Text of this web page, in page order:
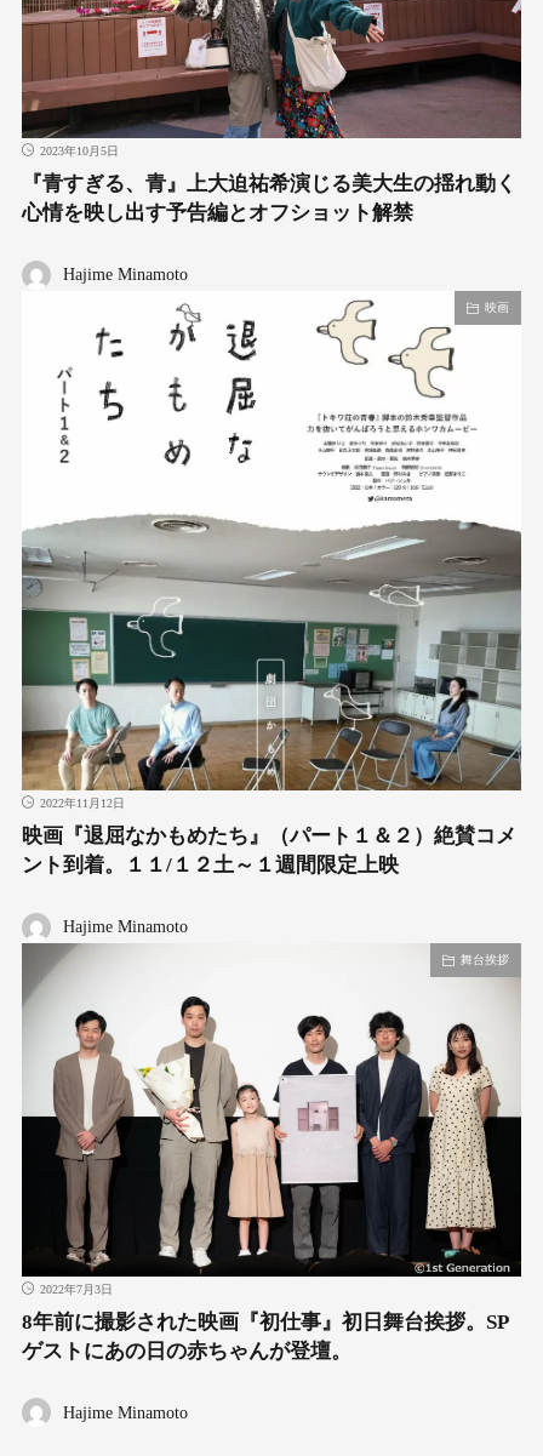
2023年10月5日
『青すぎる、青』上大迫祐希演じる美大生の揺れ動く
心情を映し出す予告編とオフショット解禁
Hajime Minamoto
映画
2022年11月12日
映画『退屈なかもめたち』（パート１＆２）絶賛コメ
ント到着。１１/１２土～１週間限定上映
Hajime Minamoto
舞台挨拶
2022年7月3日
8年前に撮影された映画『初仕事』初日舞台挨拶。SP
ゲストにあの日の赤ちゃんが登壇。
Hajime Minamoto